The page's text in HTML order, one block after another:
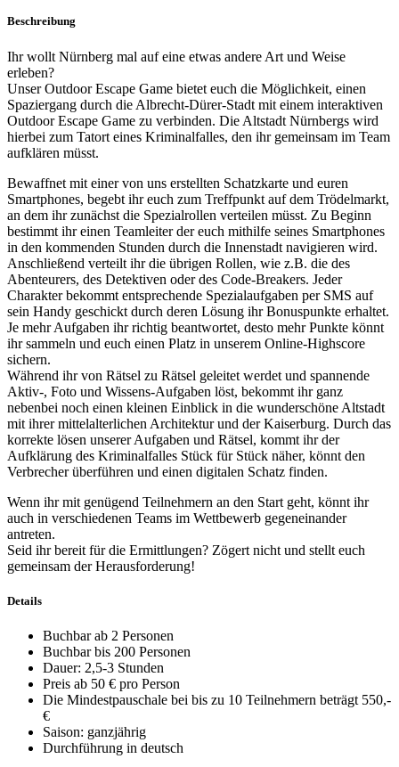
Beschreibung
Ihr wollt Nürnberg mal auf eine etwas andere Art und Weise
erleben?
Unser Outdoor Escape Game bietet euch die Möglichkeit, einen
Spaziergang durch die Albrecht-Dürer-Stadt mit einem interaktiven
Outdoor Escape Game zu verbinden. Die Altstadt Nürnbergs wird
hierbei zum Tatort eines Kriminalfalles, den ihr gemeinsam im Team
aufklären müsst.
Bewaffnet mit einer von uns erstellten Schatzkarte und euren
Smartphones, begebt ihr euch zum Treffpunkt auf dem Trödelmarkt,
an dem ihr zunächst die Spezialrollen verteilen müsst. Zu Beginn
bestimmt ihr einen Teamleiter der euch mithilfe seines Smartphones
in den kommenden Stunden durch die Innenstadt navigieren wird.
Anschließend verteilt ihr die übrigen Rollen, wie z.B. die des
Abenteurers, des Detektiven oder des Code-Breakers. Jeder
Charakter bekommt entsprechende Spezialaufgaben per SMS auf
sein Handy geschickt durch deren Lösung ihr Bonuspunkte erhaltet.
Je mehr Aufgaben ihr richtig beantwortet, desto mehr Punkte könnt
ihr sammeln und euch einen Platz in unserem Online-Highscore
sichern.
Während ihr von Rätsel zu Rätsel geleitet werdet und spannende
Aktiv-, Foto und Wissens-Aufgaben löst, bekommt ihr ganz
nebenbei noch einen kleinen Einblick in die wunderschöne Altstadt
mit ihrer mittelalterlichen Architektur und der Kaiserburg. Durch das
korrekte lösen unserer Aufgaben und Rätsel, kommt ihr der
Aufklärung des Kriminalfalles Stück für Stück näher, könnt den
Verbrecher überführen und einen digitalen Schatz finden.
Wenn ihr mit genügend Teilnehmern an den Start geht, könnt ihr
auch in verschiedenen Teams im Wettbewerb gegeneinander
antreten.
Seid ihr bereit für die Ermittlungen? Zögert nicht und stellt euch
gemeinsam der Herausforderung!
Details
Buchbar ab 2 Personen
Buchbar bis 200 Personen
Dauer: 2,5-3 Stunden
Preis ab 50 € pro Person
Die Mindestpauschale bei bis zu 10 Teilnehmern beträgt 550,-
€
Saison: ganzjährig
Durchführung in deutsch